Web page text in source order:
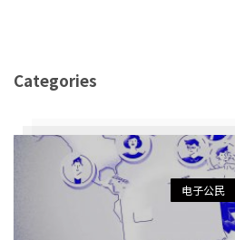
Categories
电子公民